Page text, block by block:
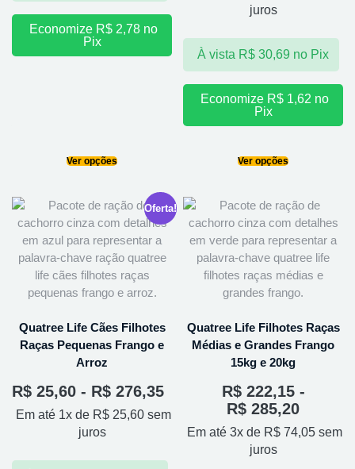
Economize R$ 2,78 no
Pix
Ver opções
juros
À vista R$30,69 no Pix
Economize R$ 1,62 no
Pix
Ver opções
Oferta!
Quatree Life Cães Filhotes
Raças Pequenas Frango e
Arroz
R$ 25,60 - R$ 276,35
Em até 1x de R$ 25,60 sem
juros
Quatree Life Filhotes Raças
Médias e Grandes Frango
15kg e 20kg
R$222,15 -
R$ 285,20
Em até 3x de R$ 74,05 sem
juros